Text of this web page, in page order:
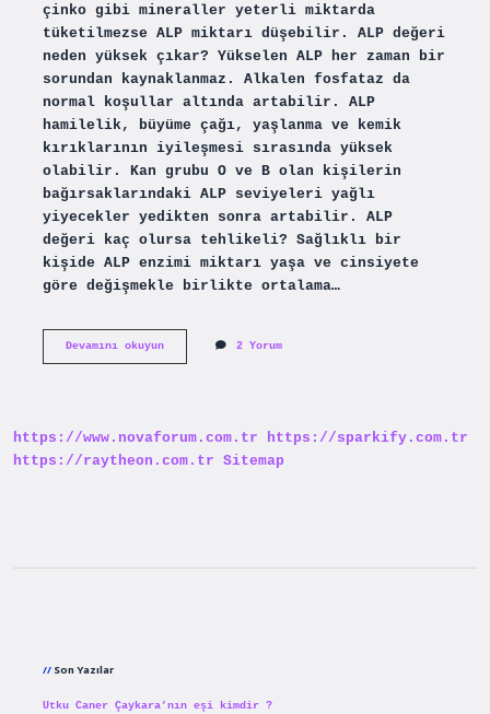
çinko gibi mineraller yeterli miktarda
tüketilmezse ALP miktarı düşebilir. ALP değeri
neden yüksek çıkar? Yükselen ALP her zaman bir
sorundan kaynaklanmaz. Alkalen fosfataz da
normal koşullar altında artabilir. ALP
hamilelik, büyüme çağı, yaşlanma ve kemik
kırıklarının iyileşmesi sırasında yüksek
olabilir. Kan grubu O ve B olan kişilerin
bağırsaklarındaki ALP seviyeleri yağlı
yiyecekler yedikten sonra artabilir. ALP
değeri kaç olursa tehlikeli? Sağlıklı bir
kişide ALP enzimi miktarı yaşa ve cinsiyete
göre değişmekle birlikte ortalama…
Devamını okuyunAlp
2 Yorum
https://www.novaforum.com.tr
https://sparkify.com.tr
https://raytheon.com.tr Sitemap
Son Yazılar
Utku Caner Çaykara’nın eşi kimdir ?